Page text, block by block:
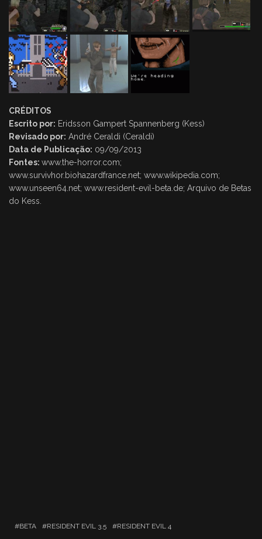
CRÉDITOS
Escrito por: Eridsson Gampert Spannenberg (Kess)
Revisado por: André Ceraldi (Ceraldi)
Data de Publicação: 09/09/2013
Fontes: www.the-horror.com;
www.survivhor.biohazardfrance.net; www.wikipedia.com;
www.unseen64.net; www.resident-evil-beta.de; Arquivo de Betas
do Kess.
BETA RESIDENT EVIL 3.5 RESIDENT EVIL 4